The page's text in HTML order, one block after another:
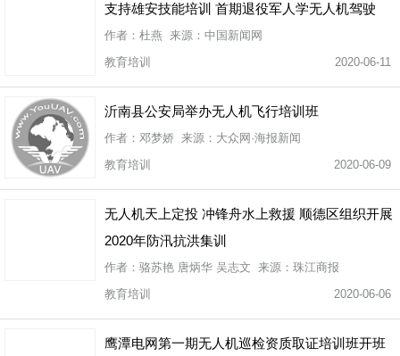
支持雄安技能培训 首期退役军人学无人机驾驶
作者：杜燕 来源：中国新闻网
教育培训
2020-06-11
沂南县公安局举办无人机飞行培训班
作者：邓梦娇 来源：大众网·海报新闻
教育培训
2020-06-09
无人机天上定投 冲锋舟水上救援 顺德区组织开展
2020年防汛抗洪集训
作者：骆苏艳 唐炳华 吴志文 来源：珠江商报
教育培训
2020-06-06
鹰潭电网第一期无人机巡检资质取证培训班开班